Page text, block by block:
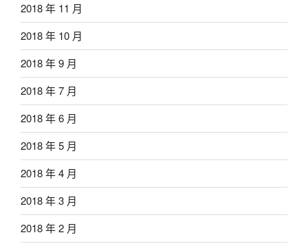
2018 年 11 月
2018 年 10 月
2018 年 9 月
2018 年 7 月
2018 年 6 月
2018 年 5 月
2018 年 4 月
2018 年 3 月
2018 年 2 月